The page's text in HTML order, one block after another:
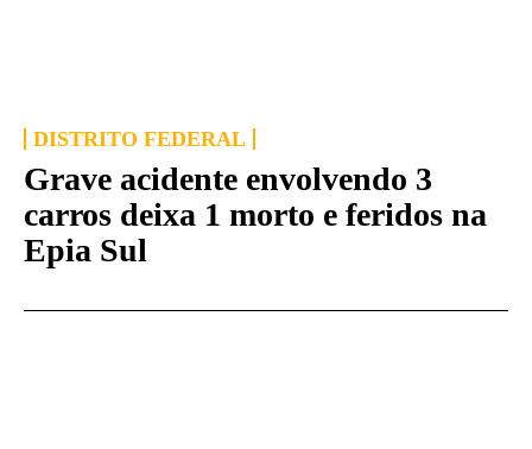
DISTRITO FEDERAL
Grave acidente envolvendo 3
carros deixa 1 morto e feridos na
Epia Sul